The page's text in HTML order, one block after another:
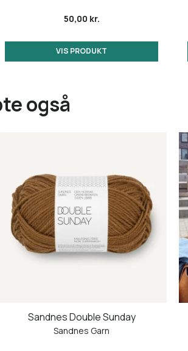
50,00 kr.
VIS PRODUKT
også
Sandnes Double Sunday
Sandnes Garn